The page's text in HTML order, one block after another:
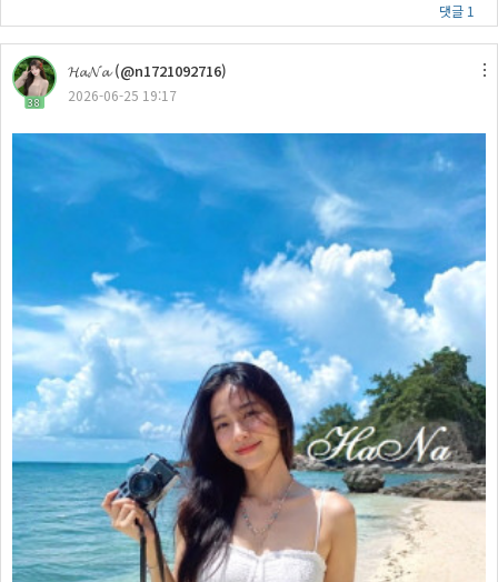
댓글 1
38
𝓗𝓪𝓝𝓪 (@n1721092716)
2026-06-25 19:17